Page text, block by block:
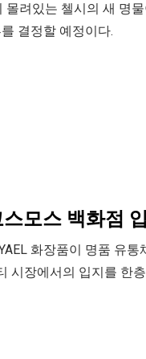
몰려있는 첼시의 새
결정할 예정이다.
모스 백화점
화장품이 명품 유통
시장에서의 입지를 한